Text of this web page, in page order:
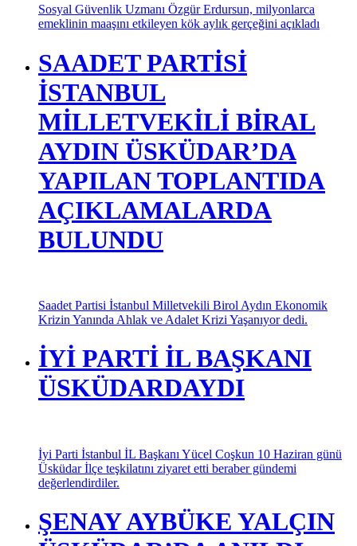
Sosyal Güvenlik Uzmanı Özgür Erdursun, milyonlarca
emeklinin maaşını etkileyen kök aylık gerçeğini açıkladı
SAADET PARTİSİ
İSTANBUL
MİLLETVEKİLİ BİRAL
AYDIN ÜSKÜDAR’DA
YAPILAN TOPLANTIDA
AÇIKLAMALARDA
BULUNDU
Saadet Partisi İstanbul Milletvekili Birol Aydın Ekonomik
Krizin Yanında Ahlak ve Adalet Krizi Yaşanıyor dedi.
İYİ PARTİ İL BAŞKANI
ÜSKÜDARDAYDI
İyi Parti İstanbul İL Başkanı Yücel Coşkun 10 Haziran günü
Üsküdar İlçe teşkilatını ziyaret etti beraber gündemi
değerlendirdiler.
ŞENAY AYBÜKE YALÇIN